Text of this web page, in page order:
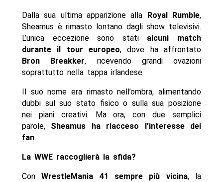
Dalla sua ultima apparizione alla Royal Rumble,
Sheamus è rimasto lontano dagli show televisivi.
L’unica eccezione sono stati alcuni match
durante il tour europeo, dove ha affrontato
Bron Breakker, ricevendo grandi ovazioni
soprattutto nella tappa irlandese.
Il suo nome era rimasto nell’ombra, alimentando
dubbi sul suo stato fisico o sulla sua posizione
nei piani creativi. Ma ora, con due semplici
parole, Sheamus ha riacceso l’interesse dei
fan.
La WWE raccoglierà la sfida?
ConWrestleMania 41 sempre più vicina, la